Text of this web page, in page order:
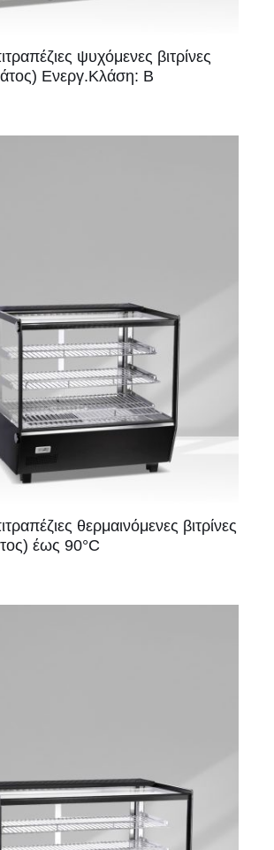
ψυχόμενες βιτρίνες
Ενεργ.Κλάση: Β
θερμαινόμενες βιτρίνες
έως 90°C